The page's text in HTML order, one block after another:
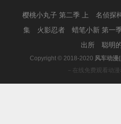
樱桃小丸子 第二季 上 名侦探
集
火影忍者 蜡笔小新 第一
出所
聪明
Copyright © 2018-2020 风车动漫
－在线免费观看动